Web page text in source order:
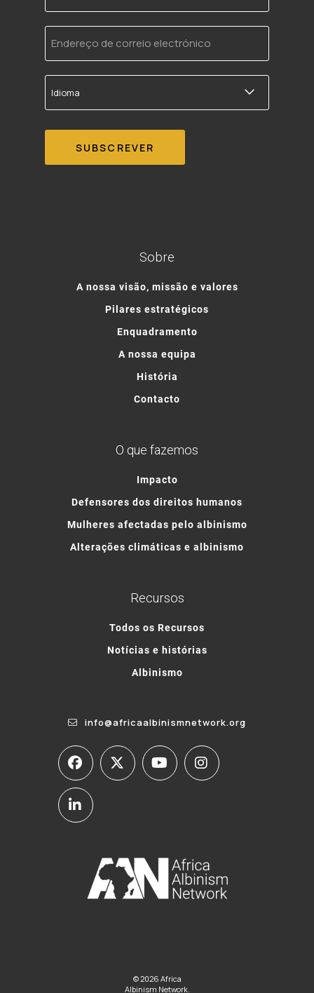
Endereço
de
correio
electrónico
Idioma
Sobre
A nossa visão, missão e valores
Pilares estratégicos
Enquadramento
A nossa equipa
História
Contacto
O que fazemos
Impacto
Defensores dos direitos humanos
Mulheres afectadas pelo albinismo
Alterações climáticas e albinismo
Recursos
Todos os Recursos
Notícias e histórias
Albinismo
info@africaalbinismnetwork.org
© 2026 Africa
Albinism Network.